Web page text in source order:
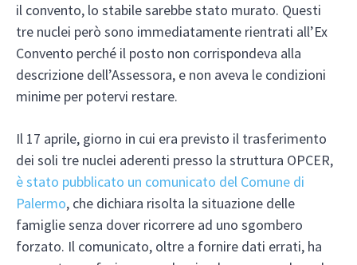
il convento, lo stabile sarebbe stato murato. Questi
tre nuclei però sono immediatamente rientrati all’Ex
Convento perché il posto non corrispondeva alla
descrizione dell’Assessora, e non aveva le condizioni
minime per potervi restare.
Il 17 aprile, giorno in cui era previsto il trasferimento
dei soli tre nuclei aderenti presso la struttura OPCER,
è stato pubblicato un comunicato del Comune di
Palermo, che dichiara risolta la situazione delle
famiglie senza dover ricorrere ad uno sgombero
forzato. Il comunicato, oltre a fornire dati errati, ha